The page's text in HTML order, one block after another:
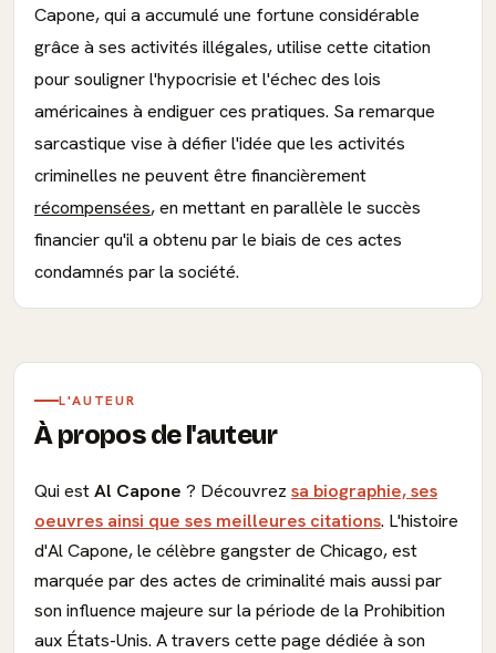
Capone, qui a accumulé une fortune considérable
grâce à ses activités illégales, utilise cette citation
pour souligner l'hypocrisie et l'échec des lois
américaines à endiguer ces pratiques. Sa remarque
sarcastique vise à défier l'idée que les activités
criminelles ne peuvent être financièrement
récompensées, en mettant en parallèle le succès
financier qu'il a obtenu par le biais de ces actes
condamnés par la société.
L'AUTEUR
À propos de l'auteur
Qui estAl Capone ? Découvrez sa biographie, ses
oeuvres ainsi que ses meilleures citations. L'histoire
d'Al Capone, le célèbre gangster de Chicago, est
marquée par des actes de criminalité mais aussi par
son influence majeure sur la période de la Prohibition
aux États-Unis. A travers cette page dédiée à son